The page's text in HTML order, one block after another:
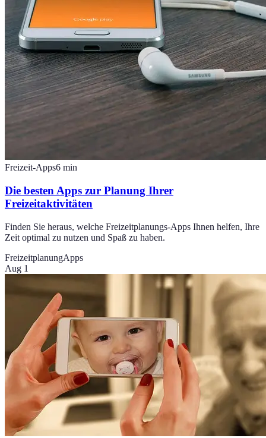
Freizeit-Apps6 min
Die besten Apps zur Planung Ihrer
Freizeitaktivitäten
Finden Sie heraus, welche Freizeitplanungs-Apps Ihnen helfen, Ihre
Zeit optimal zu nutzen und Spaß zu haben.
FreizeitplanungApps
Aug 1